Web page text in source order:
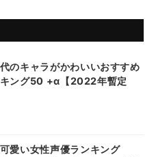
代のキャラがかわいいおすすめ
ング50 +α【2022年暫定
可愛い女性声優ランキング